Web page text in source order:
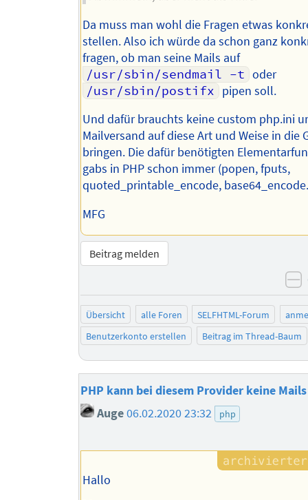
Da muss man wohl die Fragen etwas
stellen. Also ich würde da schon ganz
fragen, ob man seine Mails auf
/usr/sbin/sendmail -t oder
/usr/sbin/postifx pipen soll.
Und dafür brauchts keine custom php.ini
Mailversand auf diese Art und Weise in die
bringen. Die dafür benötigten
gabs in PHP schon immer (popen, fputs,
quoted_printable_encode,
MFG
Beitrag melden
Übersicht alle Foren SELFHTML-Forum
Benutzerkonto erstellen
Beitrag im Thread-Baum
PHP kann bei diesem Provider keine
Auge06.02.2020 23:32 php
Hallo